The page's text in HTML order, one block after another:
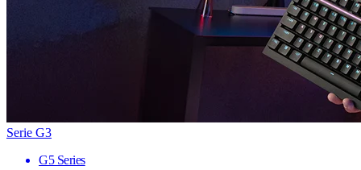
Serie G3
G5 Series